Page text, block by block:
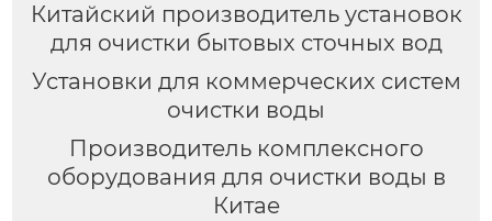
Китайский производитель установок
для очистки бытовых сточных вод
Установки для коммерческих систем
очистки воды
Производитель комплексного
оборудования для очистки воды в
Китае